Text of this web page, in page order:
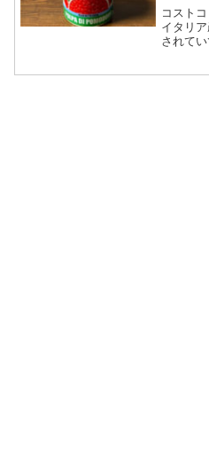
すいで
コスト
イタリ
されて